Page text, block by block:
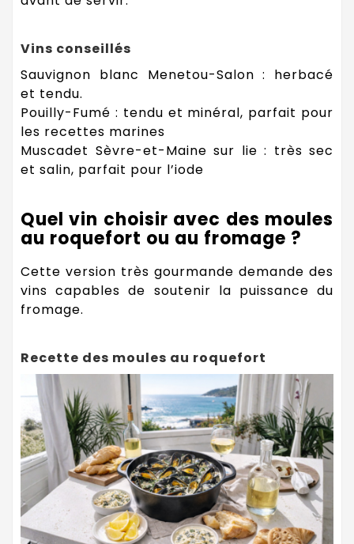
Vins conseillés
Sauvignon blanc Menetou-Salon : herbacé
et tendu.
Pouilly-Fumé : tendu et minéral, parfait pour
les recettes marines
Muscadet Sèvre-et-Maine sur lie : très sec
et salin, parfait pour l’iode
Quel vin choisir avec des moules
au roquefort ou au fromage ?
Cette version très gourmande demande des
vins capables de soutenir la puissance du
fromage.
Recette des moules au roquefort